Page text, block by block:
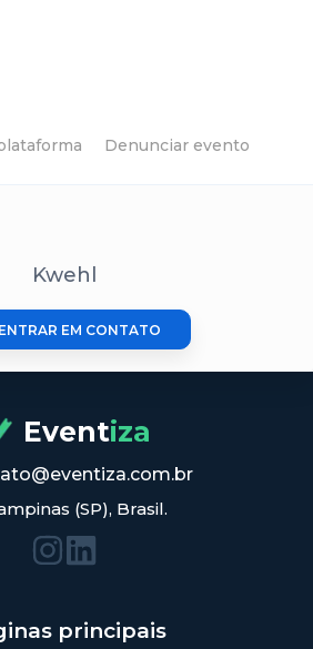
Denunciar evento
Kwehl
ENTRAR EM CONTATO
Eventiza
(SP), Brasil.
principais